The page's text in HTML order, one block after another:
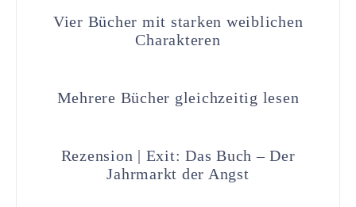
Vier Bücher mit starken weiblichen
Charakteren
Mehrere Bücher gleichzeitig lesen
Rezension | Exit: Das Buch – Der
Jahrmarkt der Angst